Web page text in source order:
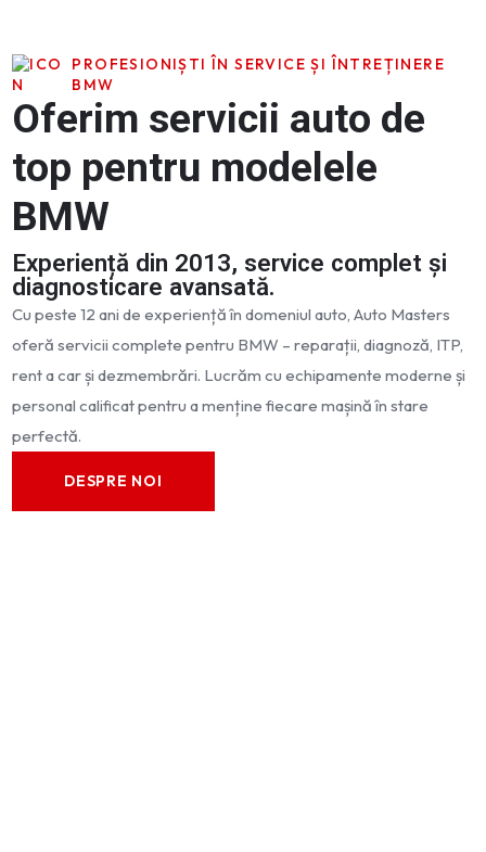
PROFESIONIȘTI ÎN SERVICE ȘI ÎNTREȚINERE
BMW
Oferim servicii auto de
top pentru modelele
BMW
Experiență din 2013, service complet și
diagnosticare avansată.
Cu peste 12 ani de experiență în domeniul auto, Auto Masters
oferă servicii complete pentru BMW – reparații, diagnoză, ITP,
rent a car și dezmembrări. Lucrăm cu echipamente moderne și
personal calificat pentru a menține fiecare mașină în stare
perfectă.
DESPRE NOI